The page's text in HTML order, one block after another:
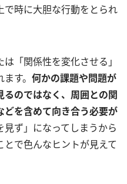
時に大胆な行動をとられ
「関係性を変化させる」
す。 何かの課題や問題が
のではなく、周囲との関
を含めて向き合う必要が
ず」になってしまうから
で色んなヒントが見えて